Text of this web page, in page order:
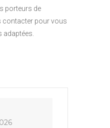
porteurs de
contacter pour vous
adaptées.